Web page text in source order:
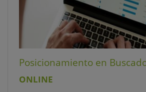
Posicionamiento en
ONLINE